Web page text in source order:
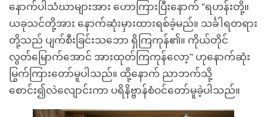
နောက်ပါသံဃာများအား ဟောကြားပြီးနောက် “ရဟန်းတို့။
ယခုသင်တို့အား နောက်ဆုံးမှားထားရစ်ခဲ့မည်။ သင်္ခါရတရား
တို့သည် ပျက်စီးခြင်းသဘော ရှိကြကုန်၏။ ကိုယ်တိုင်
လွတ်မြောက်အောင် အားထုတ်ကြကုန်လော့” ဟုနောက်ဆုံး
မြွက်ကြားတော်မူပါသည်။ ထို့နောက် ညာဘက်သို့
စောင်း၍လဲလျောင်းကာ ပရိနိဗ္ဗာန်စံဝင်တော်မူခဲ့ပါသည်။